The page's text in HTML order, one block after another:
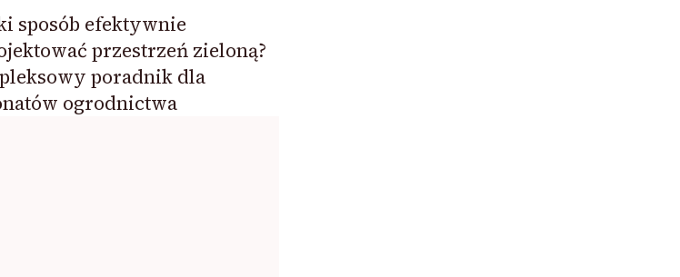
sposób efektywnie
przestrzeń zieloną?
poradnik dla
ogrodnictwa